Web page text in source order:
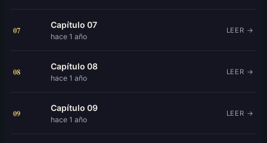
07
Capítulo 07
hace 1 año
LEER →
08
Capítulo 08
hace 1 año
LEER →
09
Capítulo 09
hace 1 año
LEER →